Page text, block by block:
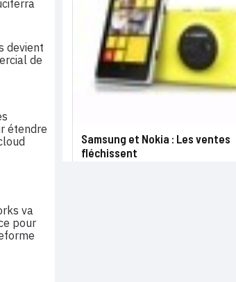
Samsung et Nokia : Les ventes
fléchissent
devient
de
étendre
va
pour